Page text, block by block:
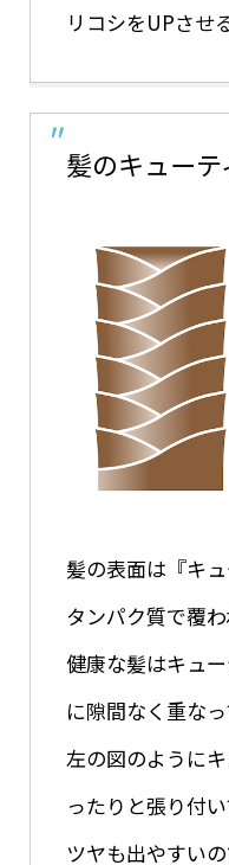
リコシをUPさせ
髪のキュー
髪の表面は『キ
タンパク質で覆わ
健康な髪はキュ
に隙間なく重なっ
左の図のように
ったりと張り付
ツヤも出やすい